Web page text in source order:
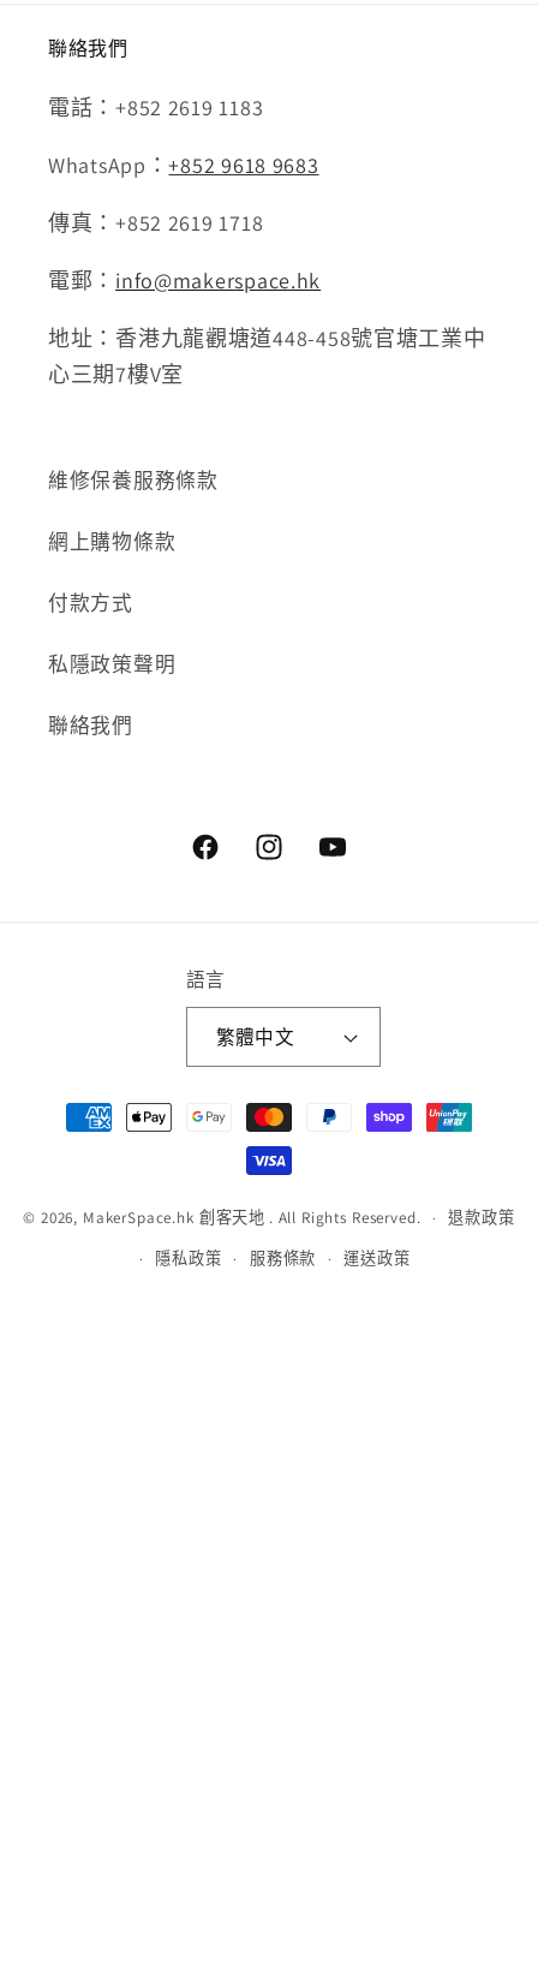
聯絡我們
電話：+852 2619 1183
WhatsApp：+852 9618 9683
傳真：+852 2619 1718
電郵： info@makerspace.hk
地址：香港九龍觀塘道448-458號官塘工業中
心三期7樓V室
維修保養服務條款
網上購物條款
付款方式
私隱政策聲明
聯絡我們
FacebookInstagramYouTube
語言
繁體中文
付
款
式
© 2026, MakerSpace.hk 創客天地 . All Rights Reserved. 退款政策
隱私政策 服務條款 運送政策